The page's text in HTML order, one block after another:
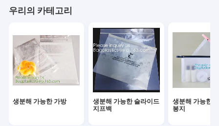
재사용 가능한 지속 가능한 가방
의학적이 소비재의
자동차용 소모품
크래프트 가방 종이 상자
우리의 카테고리
생분해 가능한 가방
생분해 가능한 슬라이드
지프백
생분해 가능한
봉지